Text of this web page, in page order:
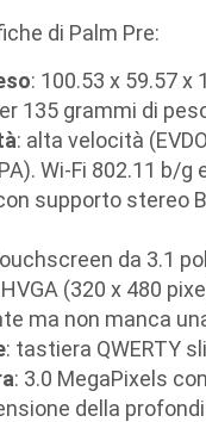
di Palm Pre:
: 100.53 x 59.57 x
135 grammi di
: alta velocità
Wi-Fi 802.11 b/g
supporto stereo
da 3.1
(320 x 480
ma non manca
: tastiera QWERTY
: 3.0 MegaPixels
della